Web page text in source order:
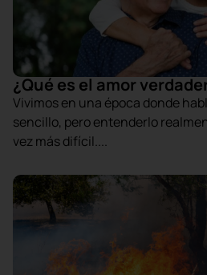
¿Qué es el amor
Vivimos en una época donde
sencillo, pero entenderlo
vez más difícil....